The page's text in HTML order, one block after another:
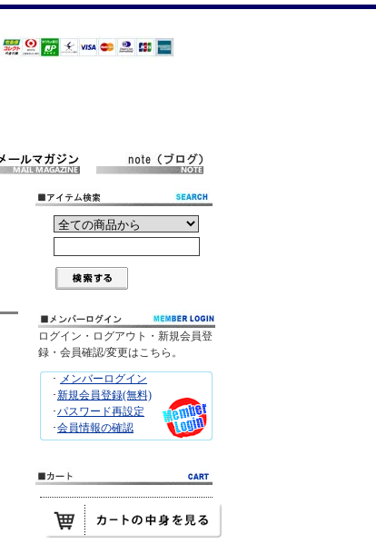
ログイン・ログアウト・新規会員登
録・会員確認/変更はこちら。
･ メンバーログイン
･新規会員登録(無料)
･パスワード再設定
･会員情報の確認